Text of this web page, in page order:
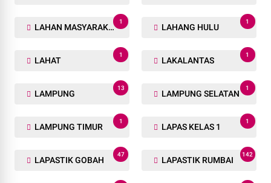
LAHAN MASYARAKAT
1
LAHANG HULU
1
LAHAT
1
LAKALANTAS
1
LAMPUNG
13
LAMPUNG SELATAN
1
LAMPUNG TIMUR
1
LAPAS KELAS 1
1
LAPASTIK GOBAH
47
LAPASTIK RUMBAI
142